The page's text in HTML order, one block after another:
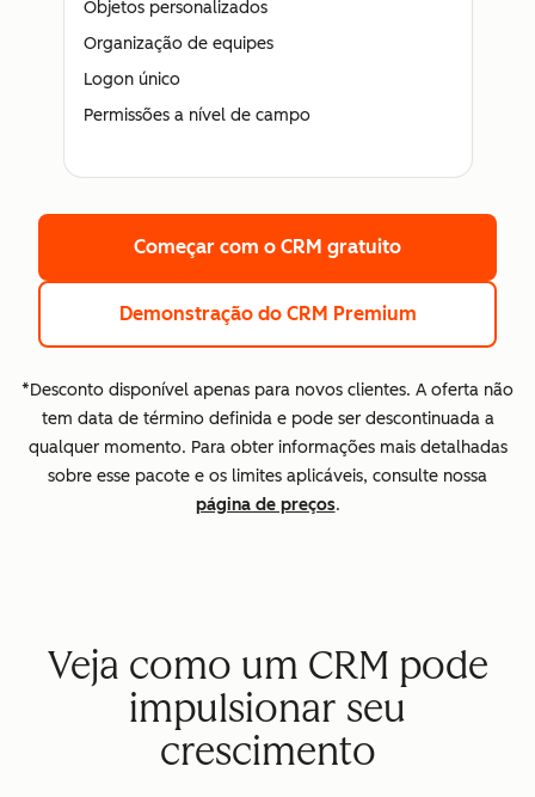
Objetos personalizados
Organização de equipes
Logon único
Permissões a nível de campo
Começar com o CRM gratuito
Demonstração do CRM Premium
*Desconto disponível apenas para novos clientes. A oferta não
tem data de término definida e pode ser descontinuada a
qualquer momento. Para obter informações mais detalhadas
sobre esse pacote e os limites aplicáveis, consulte nossa
página de preços.
Veja como um CRM pode
impulsionar seu
crescimento